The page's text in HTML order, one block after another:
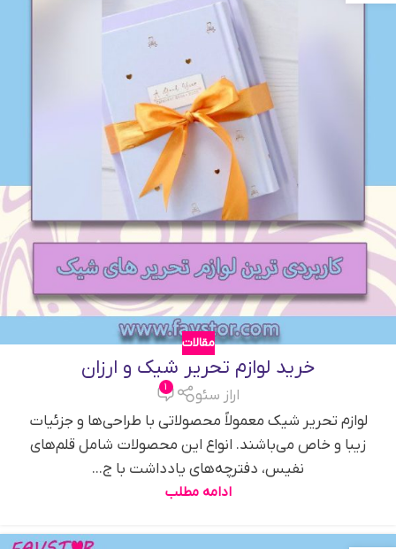
مقالات
خرید لوازم تحریر شیک و ارزان
اراز سئو 1
لوازم تحریر شیک معمولاً محصولاتی با طراحی‌ها و جزئیات
زیبا و خاص می‌باشند. انواع این محصولات شامل قلم‌های
نفیس، دفترچه‌های یادداشت با ج...
ادامه مطلب